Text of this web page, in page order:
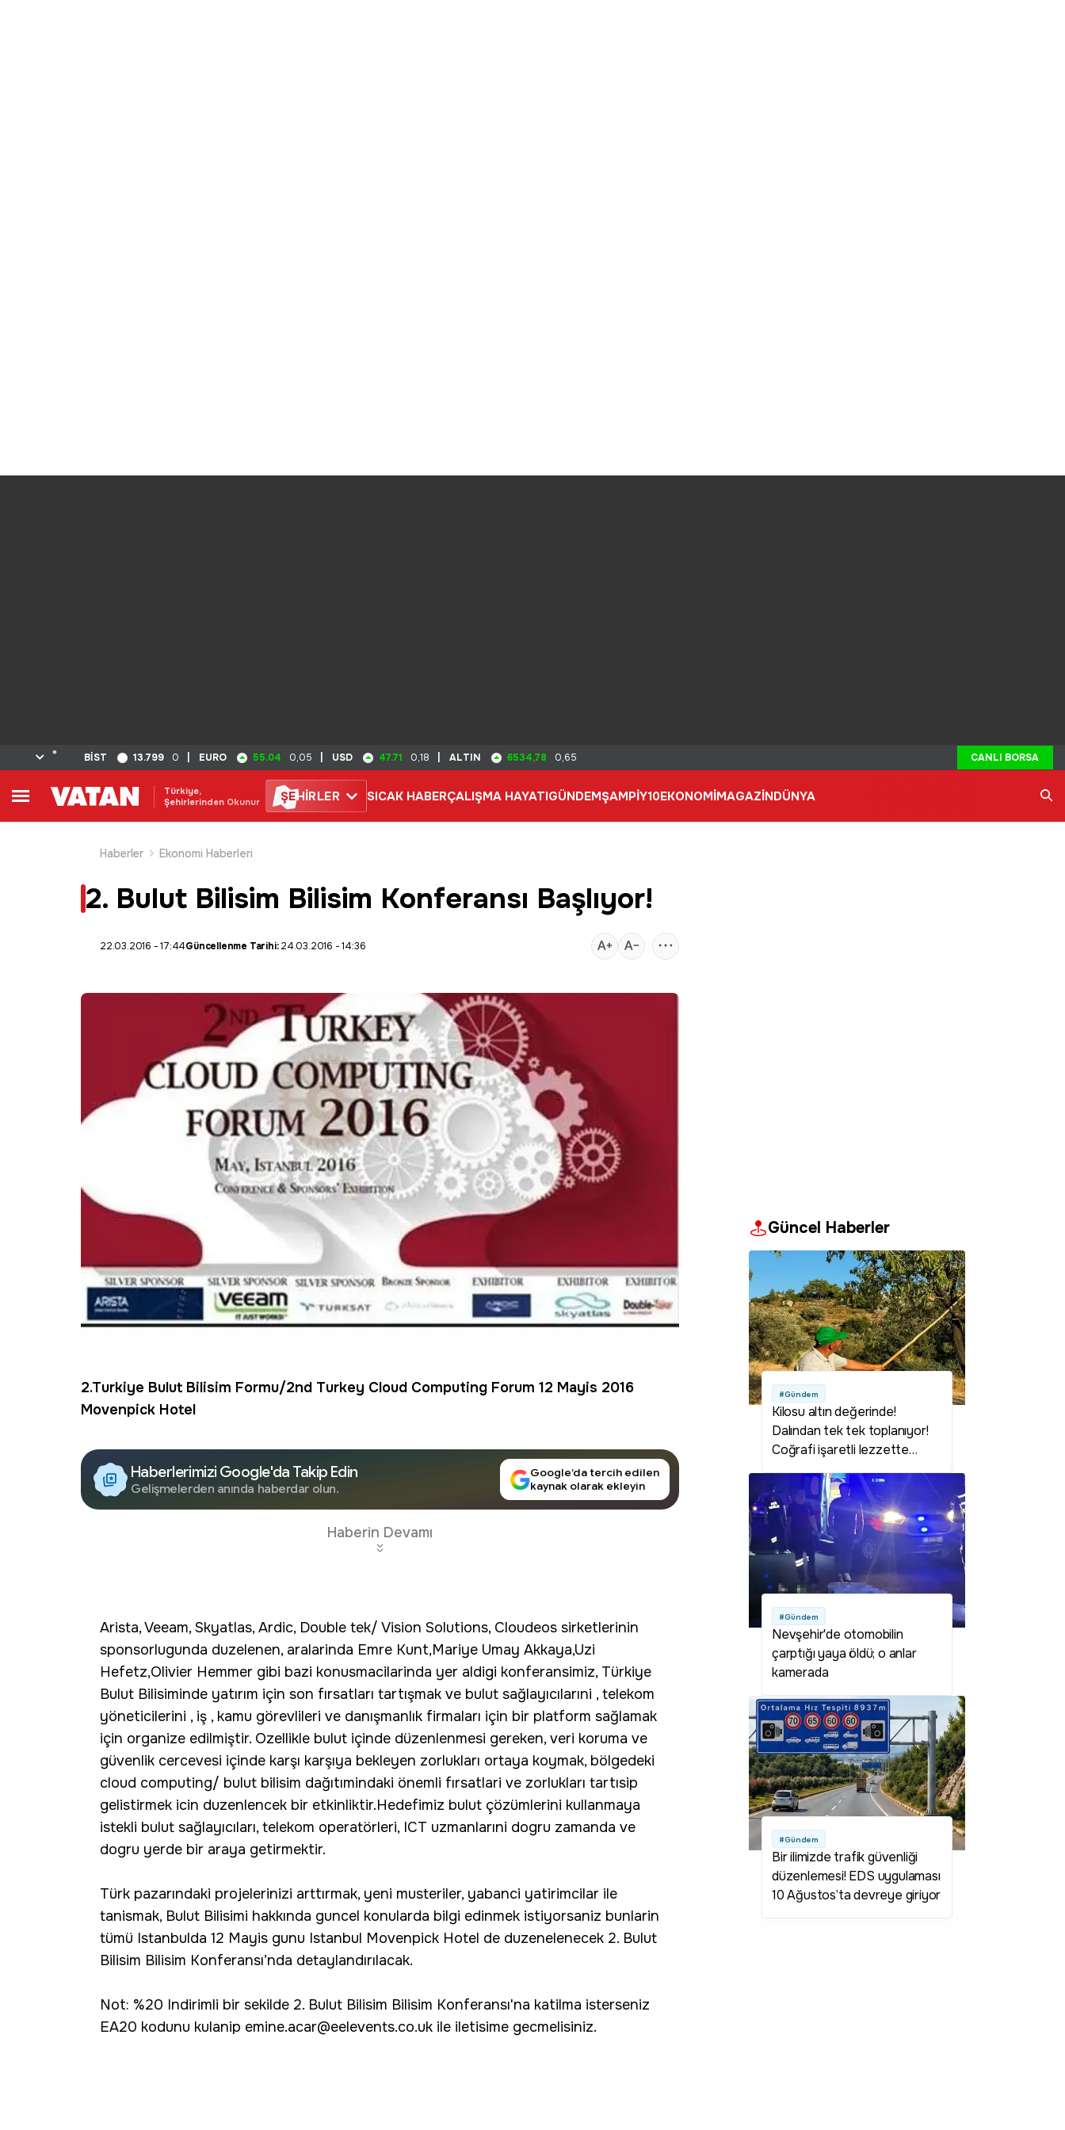
° BİST 13.799 0 EURO 55.04 0,05 USD 47.71 0,18 ALTIN 6534,78 0,65 CANLI BORSA
Türkiye,
Şehirlerinden Okunur
ŞEHİRLER SICAK HABERÇALIŞMA HAYATIGÜNDEMŞAMPİY10EKONOMİMAGAZİNDÜNYA
Haberler
Ekonomi Haberleri
2. Bulut Bilisim Bilisim Konferansı Başlıyor!
22.03.2016 - 17:44Güncellenme Tarihi:24.03.2016 - 14:36
2.Turkiye Bulut Bilisim Formu/2nd Turkey Cloud Computing Forum 12 Mayis 2016
Movenpick Hotel
Haberlerimizi Google'da Takip Edin
Gelişmelerden anında haberdar olun.
Google’da tercih edilen
kaynak olarak ekleyin
Haberin Devamı
Arista, Veeam, Skyatlas, Ardic, Double tek/ Vision Solutions, Cloudeos sirketlerinin
sponsorlugunda duzelenen, aralarinda Emre Kunt,Mariye Umay Akkaya,Uzi
Hefetz,Olivier Hemmer gibi bazi konusmacilarinda yer aldigi konferansimiz, Türkiye
Bulut Bilisiminde yatırım için son fırsatları tartışmak ve bulut sağlayıcılarıni , telekom
yöneticilerini , iş , kamu görevlileri ve danışmanlık firmaları için bir platform sağlamak
için organize edilmiştir. Ozellikle bulut içinde düzenlenmesi gereken, veri koruma ve
güvenlik cercevesi içinde karşı karşıya bekleyen zorlukları ortaya koymak, bölgedeki
cloud computing/ bulut bilisim dağıtımindaki önemli fırsatlari ve zorlukları tartısip
gelistirmek icin duzenlencek bir etkinliktir.Hedefimiz bulut çözümlerini kullanmaya
istekli bulut sağlayıcıları, telekom operatörleri, ICT uzmanlarıni dogru zamanda ve
dogru yerde bir araya getirmektir.
Türk pazarındaki projelerinizi arttırmak, yeni musteriler, yabanci yatirimcilar ile
tanismak, Bulut Bilisimi hakkında guncel konularda bilgi edinmek istiyorsaniz bunlarin
tümü Istanbulda 12 Mayis gunu Istanbul Movenpick Hotel de duzenelenecek 2. Bulut
Bilisim Bilisim Konferansı’nda detaylandırılacak.
Not: %20 Indirimli bir sekilde 2. Bulut Bilisim Bilisim Konferansı'na katilma isterseniz
EA20 kodunu kulanip emine.acar@eelevents.co.uk ile iletisime gecmelisiniz.
Güncel Haberler
#Gündem
Kilosu altın değerinde!
Dalından tek tek toplanıyor!
Coğrafi işaretli lezzette
#Gündem
Nevşehir'de otomobilin
çarptığı yaya öldü; o anlar
kamerada
#Gündem
Bir ilimizde trafik güvenliği
düzenlemesi! EDS uygulaması
10 Ağustos’ta devreye giriyor